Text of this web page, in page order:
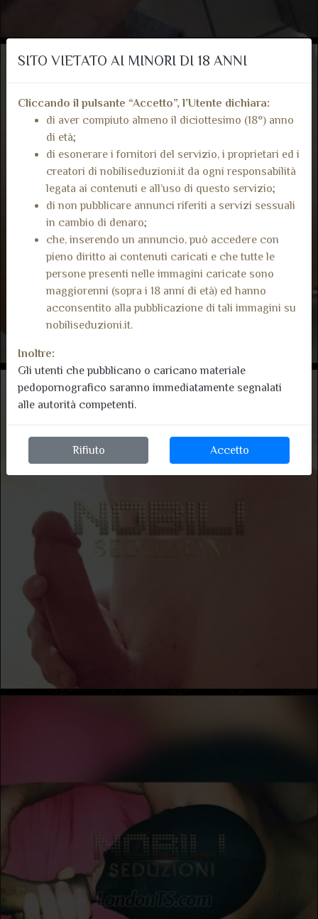
SITO VIETATO AI MINORI DI 18 ANNI
Cliccando il pulsante “Accetto”, l’Utente dichiara:
di aver compiuto almeno il diciottesimo (18°) anno
di età;
di esonerare i fornitori del servizio, i proprietari ed i
creatori di nobiliseduzioni.it da ogni responsabilità
legata ai contenuti e all’uso di questo servizio;
di non pubblicare annunci riferiti a servizi sessuali
in cambio di denaro;
che, inserendo un annuncio, può accedere con
pieno diritto ai contenuti caricati e che tutte le
persone presenti nelle immagini caricate sono
maggiorenni (sopra i 18 anni di età) ed hanno
acconsentito alla pubblicazione di tali immagini su
nobiliseduzioni.it.
Inoltre:
Gli utenti che pubblicano o caricano materiale
pedopornografico saranno immediatamente segnalati
alle autorità competenti.
Rifiuto Accetto